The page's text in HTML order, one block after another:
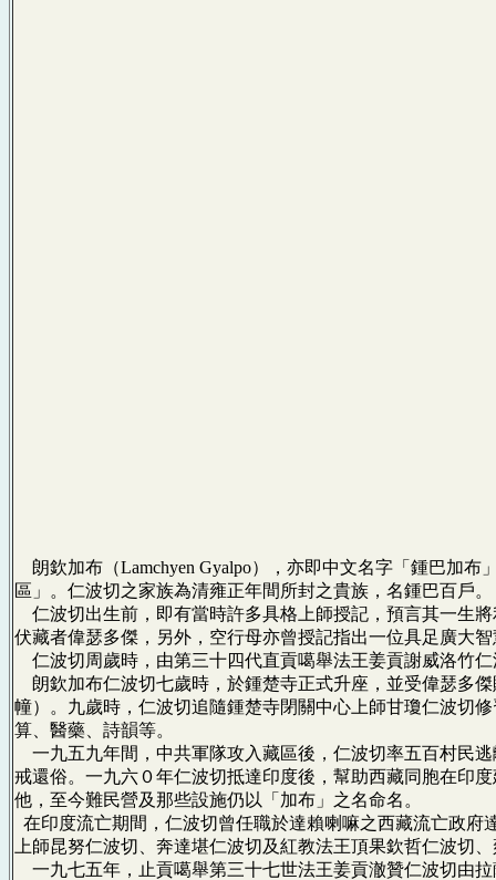
朗欽加布（Lamchyen Gyalpo），亦即中文名字「鍾巴加
區」。仁波切之家族為清雍正年間所封之貴族，名鍾巴百戶。
仁波切出生前，即有當時許多具格上師授記，預言其一生
伏藏者偉瑟多傑，另外，空行母亦曾授記指出一位具足廣大
仁波切周歲時，由第三十四代直貢噶舉法王姜貢謝威洛竹
朗欽加布仁波切七歲時，於鍾楚寺正式升座，並受偉瑟多
幢）。九歲時，仁波切追隨鍾楚寺閉關中心上師甘瓊仁波切
算、醫藥、詩韻等。
一九五九年間，中共軍隊攻入藏區後，仁波切率五百村民
戒還俗。一九六０年仁波切抵達印度後，幫助西藏同胞在印
他，至今難民營及那些設施仍以「加布」之名命名。
在印度流亡期間，仁波切曾任職於達賴喇嘛之西藏流亡政
上師昆努仁波切、奔達堪仁波切及紅教法王頂果欽哲仁波切
一九七五年，止貢噶舉第三十七世法王姜貢澈贊仁波切由